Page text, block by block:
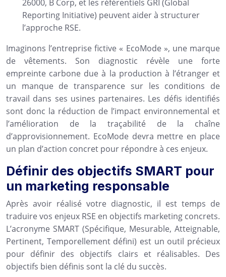
26000, B Corp, et les référentiels GRI (Global
Reporting Initiative) peuvent aider à structurer
l’approche RSE.
Imaginons l’entreprise fictive « EcoMode », une marque
de vêtements. Son diagnostic révèle une forte
empreinte carbone due à la production à l’étranger et
un manque de transparence sur les conditions de
travail dans ses usines partenaires. Les défis identifiés
sont donc la réduction de l’impact environnemental et
l’amélioration de la traçabilité de la chaîne
d’approvisionnement. EcoMode devra mettre en place
un plan d’action concret pour répondre à ces enjeux.
Définir des objectifs SMART pour
un marketing responsable
Après avoir réalisé votre diagnostic, il est temps de
traduire vos enjeux RSE en objectifs marketing concrets.
L’acronyme SMART (Spécifique, Mesurable, Atteignable,
Pertinent, Temporellement défini) est un outil précieux
pour définir des objectifs clairs et réalisables. Des
objectifs bien définis sont la clé du succès.